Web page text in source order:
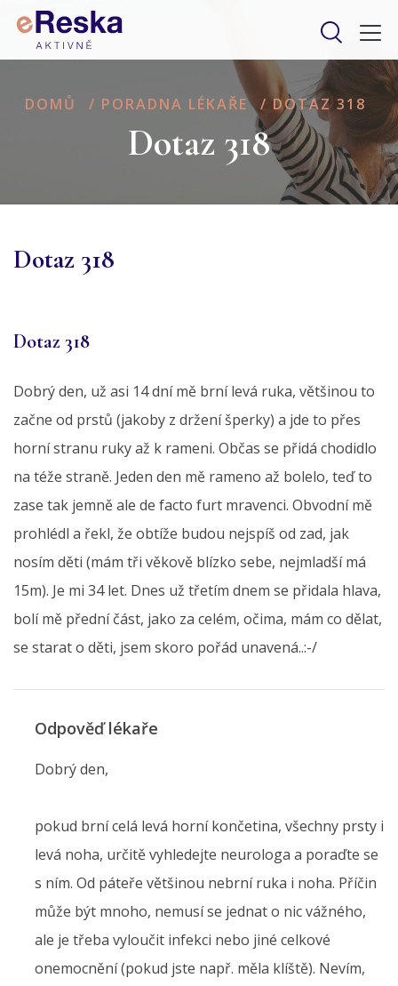
DOMŮ / PORADNA LÉKAŘE / DOTAZ 318
Dotaz 318
Dotaz 318
Dotaz 318
Dobrý den, už asi 14 dní mě brní levá ruka, většinou to
začne od prstů (jakoby z držení šperky) a jde to přes
horní stranu ruky až k rameni. Občas se přidá chodidlo
na téže straně. Jeden den mě rameno až bolelo, teď to
zase tak jemně ale de facto furt mravenci. Obvodní mě
prohlédl a řekl, že obtíže budou nejspíš od zad, jak
nosím děti (mám tři věkově blízko sebe, nejmladší má
15m). Je mi 34 let. Dnes už třetím dnem se přidala hlava,
bolí mě přední část, jako za celém, očima, mám co dělat,
se starat o děti, jsem skoro pořád unavená..:-/
Odpověď lékaře
Dobrý den,
pokud brní celá levá horní končetina, všechny prsty i
levá noha, určitě vyhledejte neurologa a poraďte se
s ním. Od páteře většinou nebrní ruka i noha. Příčin
může být mnoho, nemusí se jednat o nic vážného,
ale je třeba vyloučit infekci nebo jiné celkové
onemocnění (pokud jste např. měla klíště). Nevím,